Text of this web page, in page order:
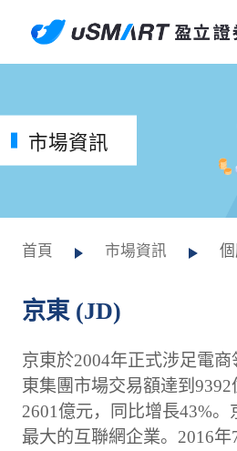
市場資訊
首頁 市場資訊
京東 (JD)
京東於2004年正式涉足電
東集團市場交易額達到
2601億元，同比增長43%
最大的互聯網企業。2016